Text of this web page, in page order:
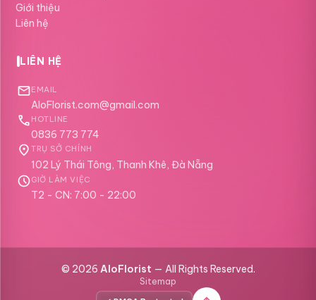
Giới thiệu
Liên hệ
LIÊN HỆ
mailEMAIL
AloFlorist.com@gmail.com
call HOTLINE
0836 773 774
location_on TRỤ SỞ CHÍNH
102 Lý Thái Tông, Thanh Khê, Đà Nẵng
scheduleGIỜ LÀM VIỆC
T2 - CN: 7:00 - 22:00
© 2026 AloFlorist — All Rights Reserved.
Sitemap